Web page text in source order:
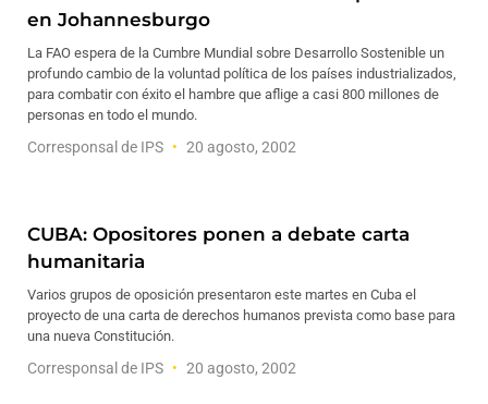
en Johannesburgo
La FAO espera de la Cumbre Mundial sobre Desarrollo Sostenible un
profundo cambio de la voluntad política de los países industrializados,
para combatir con éxito el hambre que aflige a casi 800 millones de
personas en todo el mundo.
Corresponsal de IPS 20 agosto, 2002
CUBA: Opositores ponen a debate carta
humanitaria
Varios grupos de oposición presentaron este martes en Cuba el
proyecto de una carta de derechos humanos prevista como base para
una nueva Constitución.
Corresponsal de IPS 20 agosto, 2002